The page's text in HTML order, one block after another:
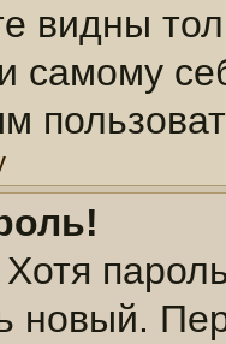
видны
самому
новый.